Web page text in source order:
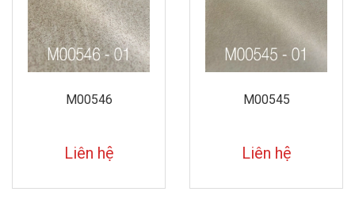
M00546
Liên hệ
M00545
Liên hệ